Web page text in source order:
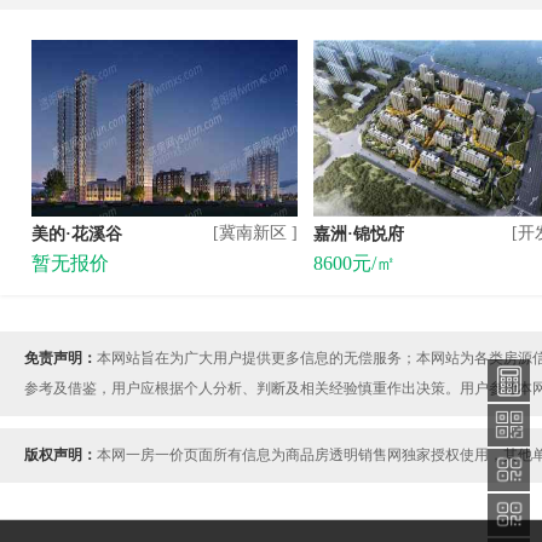
美的·花溪谷 [冀南新区 ]
暂无报价
嘉洲·锦悦府 [开
8600元/㎡
免责声明： 本网站旨在为广大用户提供更多信息的无偿服务；本网站为各类房
参考及借鉴，用户应根据个人分析、判断及相关经验慎重作出决策。用户参考
版权声明： 本网一房一价页面所有信息为商品房透明销售网独家授权使用，其